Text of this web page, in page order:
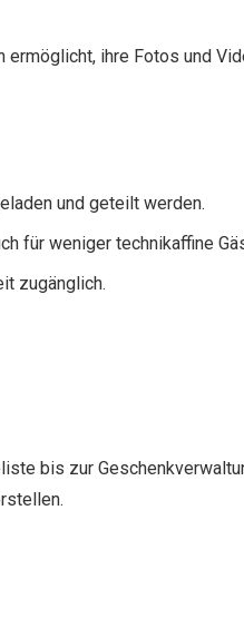
ihre Fotos und
und geteilt werden.
für weniger technikaffine
zugänglich.
bis zur